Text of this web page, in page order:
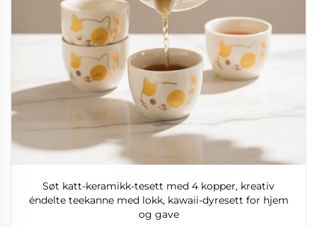
Søt katt-keramikk-tesett med 4 kopper, kreativ
éndelte teekanne med lokk, kawaii-dyresett for hjem
og gave